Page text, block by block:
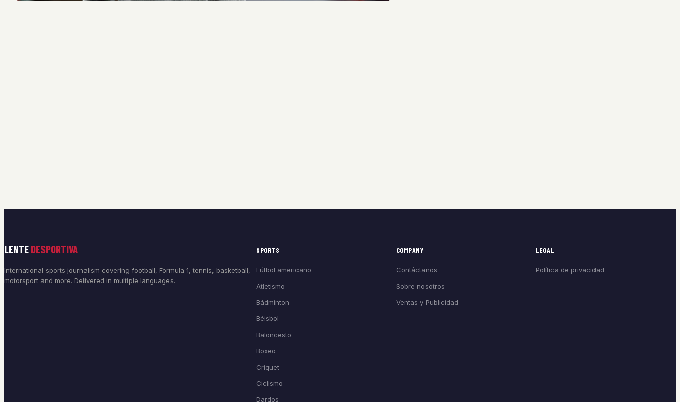
LENTE DESPORTIVA
International sports journalism covering football, Formula 1, tennis, basketball,
motorsport and more. Delivered in multiple languages.
SPORTS
Fútbol americano
Atletismo
Bádminton
Béisbol
Baloncesto
Boxeo
Críquet
Ciclismo
Dardos
COMPANY
Contáctanos
Sobre nosotros
Ventas y Publicidad
LEGAL
Política de privacidad